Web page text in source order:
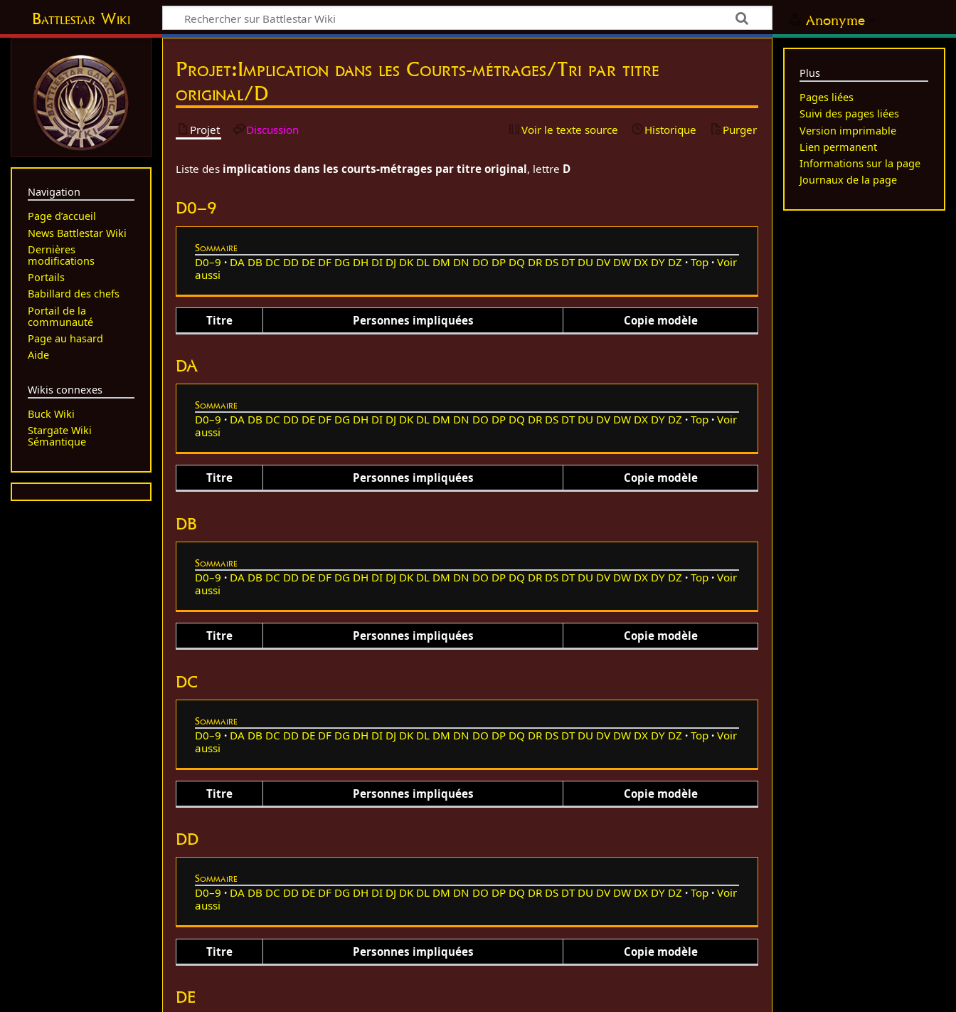
Anonyme
Battlestar Wiki
Projet:Implication dans les Courts-métrages/Tri par titre
original/D
Projet Discussion Voir le texte source Historique Purger
Liste des implications dans les courts-métrages par titre original, lettre D
D0–9
Sommaire
D0–9 DA DB DC DD DE DF DG DH DI DJ DK DL DM DN DO DP DQ DR DS DT DU DV DW DX DY DZ Top
Voir
aussi
Titre Personnes impliquées Copie modèle
DA
Sommaire
D0–9 DA DB DC DD DE DF DG DH DI DJ DK DL DM DN DO DP DQ DR DS DT DU DV DW DX DY DZ Top
Voir
aussi
Titre Personnes impliquées Copie modèle
DB
Sommaire
D0–9 DA DB DC DD DE DF DG DH DI DJ DK DL DM DN DO DP DQ DR DS DT DU DV DW DX DY DZ Top
Voir
aussi
Titre Personnes impliquées Copie modèle
DC
Sommaire
D0–9 DA DB DC DD DE DF DG DH DI DJ DK DL DM DN DO DP DQ DR DS DT DU DV DW DX DY DZ Top
Voir
aussi
Titre Personnes impliquées Copie modèle
DD
Sommaire
D0–9 DA DB DC DD DE DF DG DH DI DJ DK DL DM DN DO DP DQ DR DS DT DU DV DW DX DY DZ Top
Voir
aussi
Titre Personnes impliquées Copie modèle
DE
Navigation
Page d’accueil
News Battlestar Wiki
Dernières
modifications
Portails
Babillard des chefs
Portail de la
communauté
Page au hasard
Aide
Wikis connexes
Buck Wiki
Stargate Wiki
Sémantique
Plus
Pages liées
Suivi des pages liées
Version imprimable
Lien permanent
Informations sur la page
Journaux de la page